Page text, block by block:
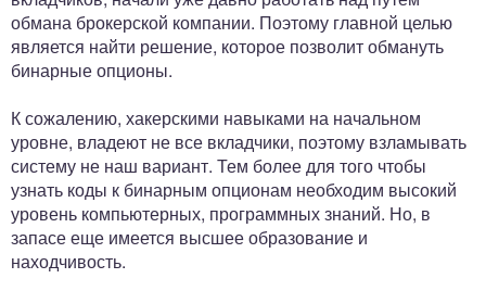
обмана брокерской компании. Поэтому главной целью
является найти решение, которое позволит обмануть
бинарные опционы.
К сожалению, хакерскими навыками на начальном
уровне, владеют не все вкладчики, поэтому взламывать
систему не наш вариант. Тем более для того чтобы
узнать коды к бинарным опционам необходим высокий
уровень компьютерных, программных знаний. Но, в
запасе еще имеется высшее образование и
находчивость.